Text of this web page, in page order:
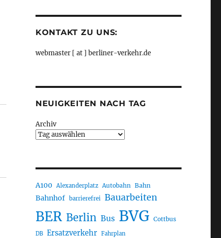
rbb24“
KONTAKT ZU UNS:
webmaster [ at ] berliner-verkehr.de
NEUIGKEITEN NACH TAG
Archiv
A100 Alexanderplatz Autobahn Bahn
Bahnhof barrierefrei Bauarbeiten
BER Berlin Bus BVG Cottbus
DB Ersatzverkehr Fahrplan